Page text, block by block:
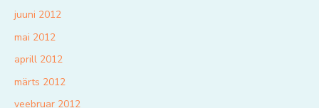
juuni 2012
mai 2012
aprill 2012
märts 2012
veebruar 2012